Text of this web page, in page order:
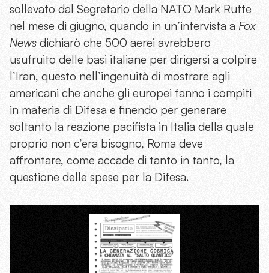
sollevato dal Segretario della NATO Mark Rutte
nel mese di giugno, quando in un’intervista a Fox
News dichiarò che 500 aerei avrebbero
usufruito delle basi italiane per dirigersi a colpire
l’Iran, questo nell’ingenuità di mostrare agli
americani che anche gli europei fanno i compiti
in materia di Difesa e finendo per generare
soltanto la reazione pacifista in Italia della quale
proprio non c’era bisogno, Roma deve
affrontare, come accade di tanto in tanto, la
questione delle spese per la Difesa.